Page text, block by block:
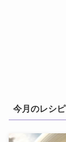
今月のレシピ